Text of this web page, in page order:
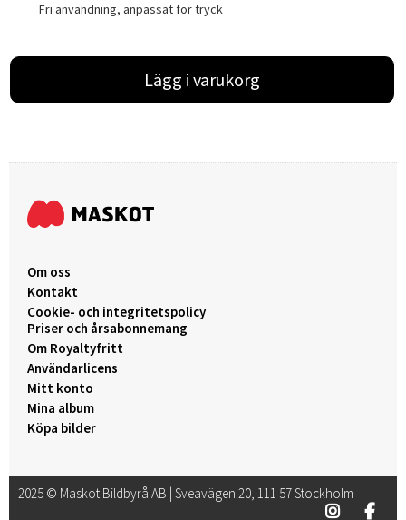
Fri användning, anpassat för tryck
Lägg i varukorg
Om oss
Kontakt
Cookie- och integritetspolicy
Priser och årsabonnemang
Om Royaltyfritt
Användarlicens
Mitt konto
Mina album
Köpa bilder
2025 © Maskot Bildbyrå AB | Sveavägen 20, 111 57 Stockholm